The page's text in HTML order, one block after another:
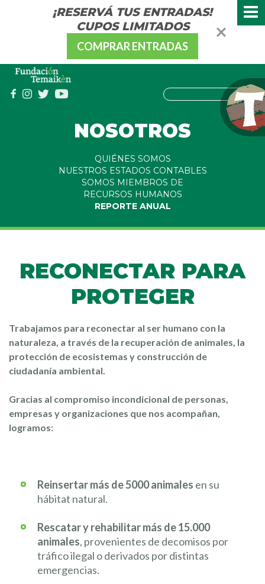
¡RESERVÁ TUS ENTRADAS!
CUPOS LIMITADOS
COMPRAR ENTRADAS
NOSOTROS
QUIÉNES SOMOS
NUESTROS ESTADOS CONTABLES
SOMOS MIEMBROS DE
RECURSOS HUMANOS
REPORTE ANUAL
RECONECTAR PARA
PROTEGER
Trabajamos para reconectar al ser humano con la
naturaleza, a través de la recuperación de animales, la
protección de ecosistemas y construcción de
ciudadanía ambiental.
Gracias al compromiso incondicional de personas,
empresas y organizaciones que nos acompañan,
logramos:
Reinsertar más de 5000 animales en su
hábitat natural.
Rescatar y rehabilitar más de 15.000
animales, provenientes de decomisos por
tráfico ilegal o derivados por distintas
emergencias.